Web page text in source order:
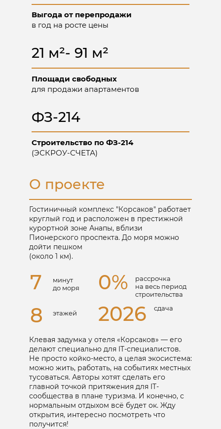
КОРСАКОВ
ОФИЦИАЛЬНЫЙ САЙТ ЗАСТРОЙЩИКА
29,83 м² - 66,5 м²
Площадь номеров
планировок на апартаменты
Куда отправить?
Позвонить
Отправить в Telegram
Отправить на WhatsApp
Получить каталог
Положениеи даю
Согласие
на обработку персональных данных.
Присутствует
рассрочка
от застройщика
Выгода от перепродажи
в год на росте цены
21 м²- 91 м²
Площади свободных
для продажи апартаментов
ФЗ-214
Строительство по ФЗ-214
(ЭСКРОУ-СЧЕТА)
О проекте
Гостиничный комплекс "Корсаков" работает
круглый год и расположен в престижной
курортной зоне Анапы, вблизи
Пионерского проспекта. До моря можно
дойти пешком
(около 1 км).
7
минут
до моря
8 этажей
0%
рассрочка
на весь период
строительства
2026 сдача
Клевая задумка у отеля «Корсаков» — его
делают специально для IT-специалистов.
Не просто койко-место, а целая экосистема:
можно жить, работать, на событиях местных
тусоваться. Авторы хотят сделать его
главной точкой притяжения для IT-
сообщества в плане туризма. И конечно, с
нормальным отдыхом всё будет ок. Жду
открытия, интересно посмотреть что
получится!